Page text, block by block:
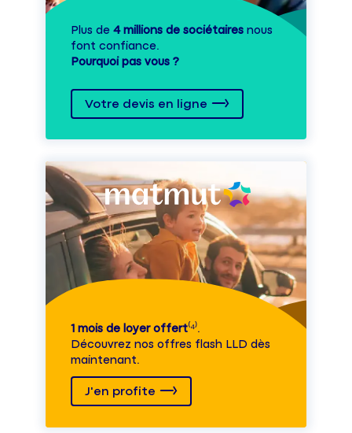
Plus de 4 millions de sociétaires nous
font confiance.
Pourquoi pas vous ?
Votre devis en ligne
1 mois de loyer offert⁽⁴⁾.
Découvrez nos offres flash LLD dès
maintenant.
J'en profite